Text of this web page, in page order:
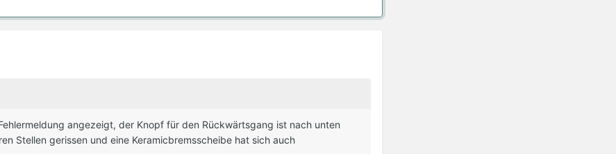
angezeigt, der Knopf für den Rückwärtsgang ist nach unten
Stellen gerissen und eine Keramicbremsscheibe hat sich auch